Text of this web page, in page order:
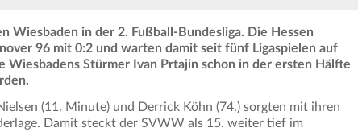
Wiesbaden in der 2. Fußball-Bundesliga. Die Hessen
96 mit 0:2 und warten damit seit fünf Ligaspielen auf
Wiesbadens Stürmer Ivan Prtajin schon in der ersten Hälfte
(11. Minute) und Derrick Köhn (74.) sorgten mit ihren
Damit steckt der SVWW als 15. weiter tief im